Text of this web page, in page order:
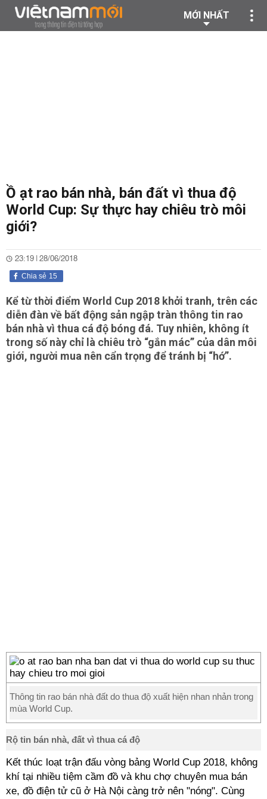
MỚI NHẤT
Ồ ạt rao bán nhà, bán đất vì thua độ
World Cup: Sự thực hay chiêu trò môi
giới?
23:19 | 28/06/2018
15
Chia sẻ
Kể từ thời điểm World Cup 2018 khởi tranh, trên các
diễn đàn về bất động sản ngập tràn thông tin rao
bán nhà vì thua cá độ bóng đá. Tuy nhiên, không ít
trong số này chỉ là chiêu trò “gắn mác” của dân môi
giới, người mua nên cẩn trọng để tránh bị “hớ”.
Thông tin rao bán nhà đất do thua độ xuất hiện nhan nhản trong
mùa World Cup.
Rộ tin bán nhà, đất vì thua cá độ
Kết thúc loạt trận đấu vòng bảng World Cup 2018, không
khí tại nhiều tiệm cầm đồ và khu chợ chuyên mua bán
xe, đồ điện tử cũ ở Hà Nội càng trở nên "nóng". Cùng